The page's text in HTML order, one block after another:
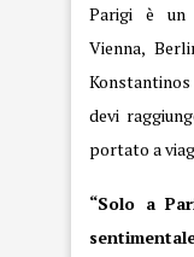
Parigi è un
Vienna,
devi
portato a
“Solo a